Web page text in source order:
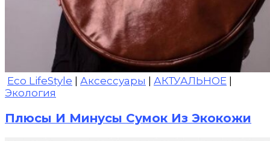
Eco LifeStyle | Аксессуары | АКТУАЛЬНОЕ |
Экология
Плюсы И Минусы Сумок Из Экокожи